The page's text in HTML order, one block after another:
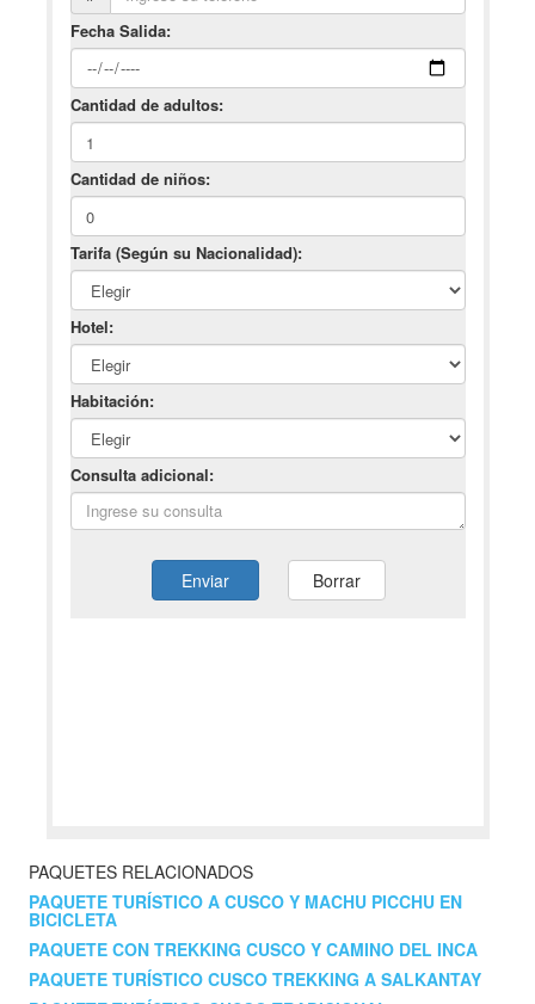
PAQUETES RELACIONADOS
PAQUETE TURÍSTICO A CUSCO Y MACHU PICCHU EN
BICICLETA
PAQUETE CON TREKKING CUSCO Y CAMINO DEL INCA
PAQUETE TURÍSTICO CUSCO TREKKING A SALKANTAY